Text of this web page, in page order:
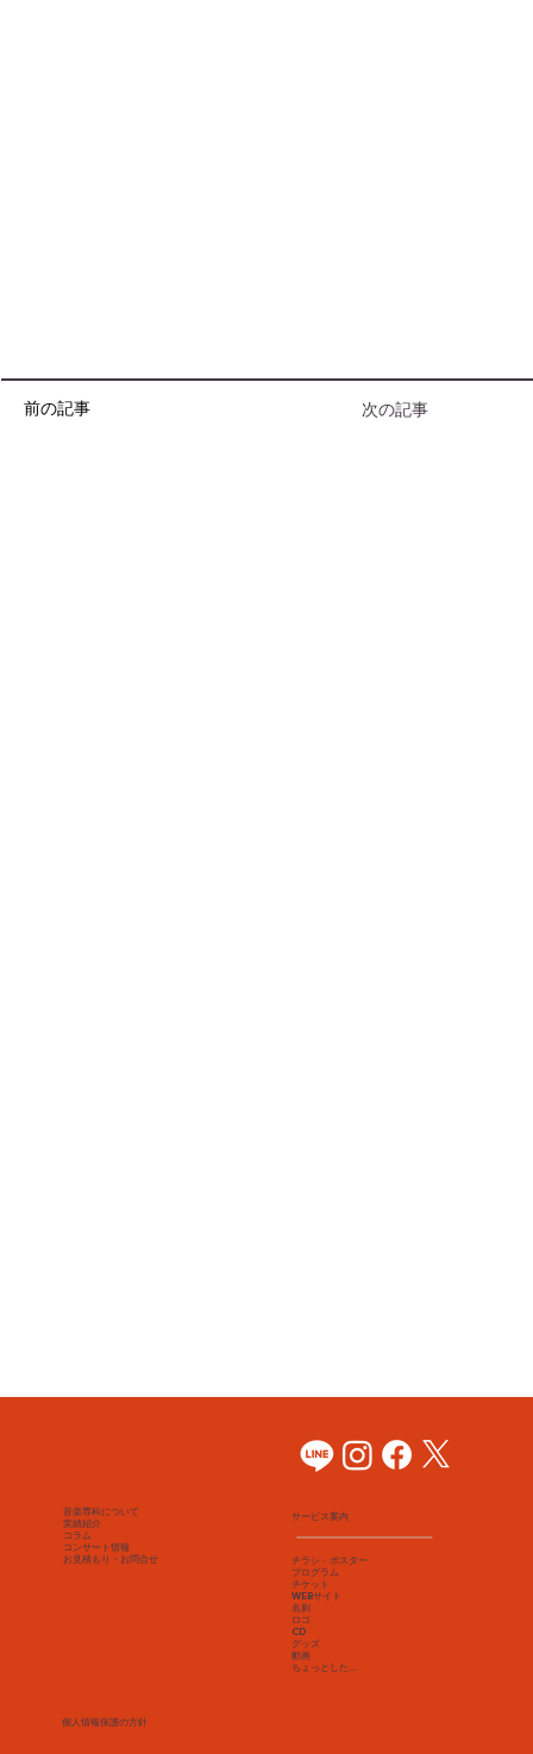
前の記事 次の記事
This is the space to introduce visitors to the business or brand. Briefly explain who's behind it, what it does and what makes it unique. Share its core
音楽専科について
実績紹介
コラム
コンサート情報
​お見積もり・お問合せ
個人情報保護の方針
サービス案内
チラシ・ポスター
プログラム
チケット
WEBサイト
名刺
​ロゴ
CD
グッズ
動画
ちょっとした…